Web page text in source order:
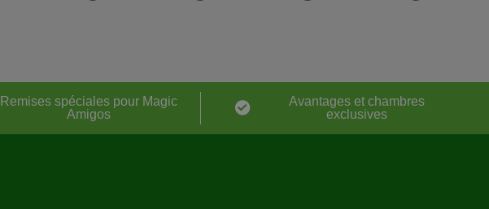
Remises spéciales pour Magic
Amigos
Avantages et chambres
exclusives